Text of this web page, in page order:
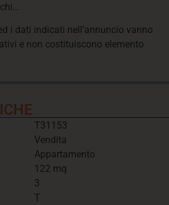
i dati indicati nell’annuncio vanno
e non costituiscono elemento
T31153
Vendita
Appartamento
122 mq
3
T